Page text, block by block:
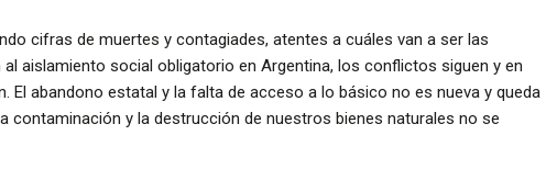
cifras de muertes y contagiades, atentes a cuáles van a ser las
aislamiento social obligatorio en Argentina, los conflictos siguen y en
El abandono estatal y la falta de acceso a lo básico no es nueva y queda
contaminación y la destrucción de nuestros bienes naturales no se